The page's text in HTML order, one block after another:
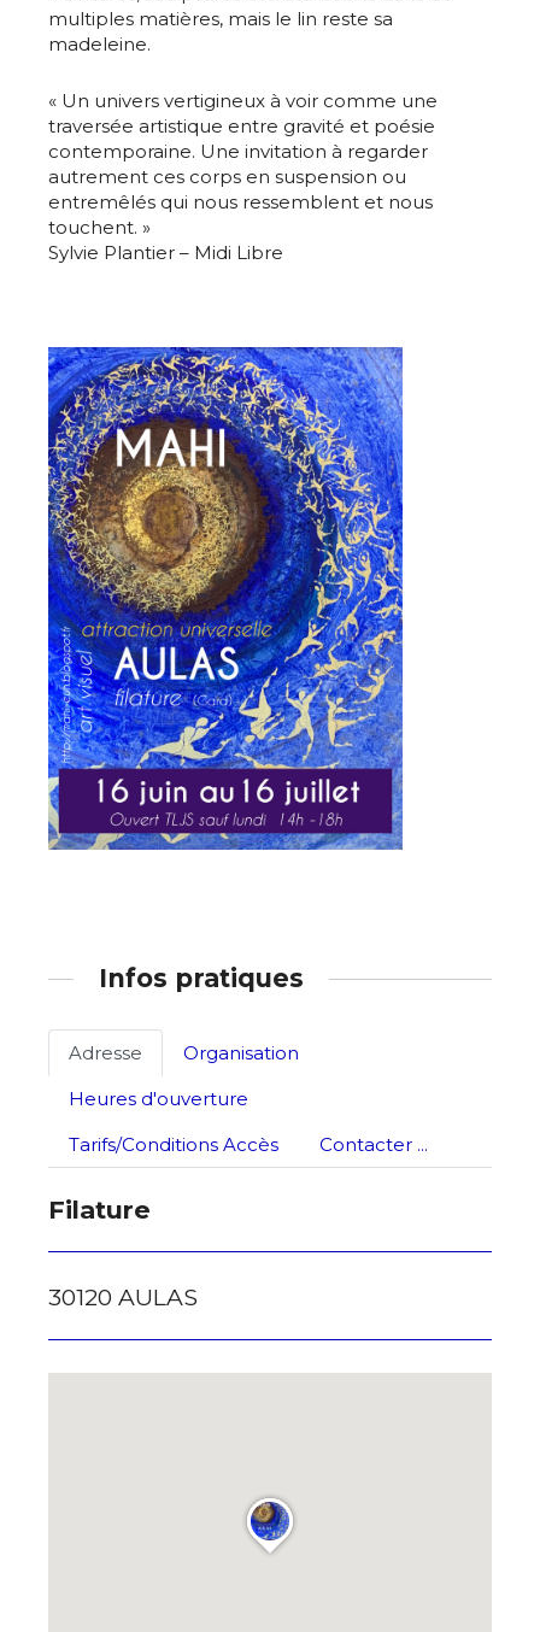
Adresse email*
J'accepte lestermes et conditions
* Champ obligatoire
Adresse email*
Prénom
multiples matières, mais le lin reste sa
madeleine.
« Un univers vertigineux à voir comme une
traversée artistique entre gravité et poésie
contemporaine. Une invitation à regarder
autrement ces corps en suspension ou
entremêlés qui nous ressemblent et nous
touchent. »
Sylvie Plantier – Midi Libre
Infos pratiques
Adresse
Organisation
Heures d'ouverture
Tarifs/Conditions Accès
Contacter ...
Filature
30120 AULAS